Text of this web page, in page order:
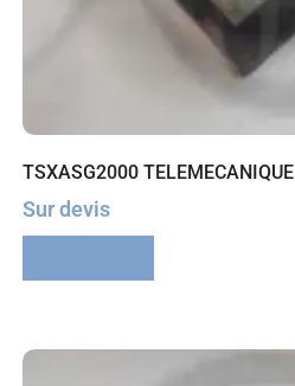
TSXASG2000 TELEMECANIQUE
Sur devis